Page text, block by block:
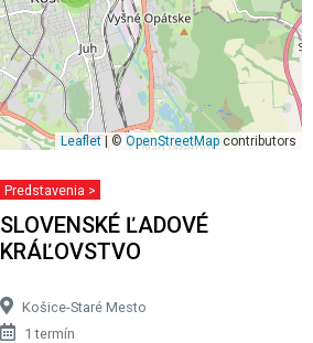
Leaflet| © OpenStreetMap contributors
Predstavenia >
SLOVENSKÉ ĽADOVÉ
KRÁĽOVSTVO
Košice-Staré Mesto
1 termín